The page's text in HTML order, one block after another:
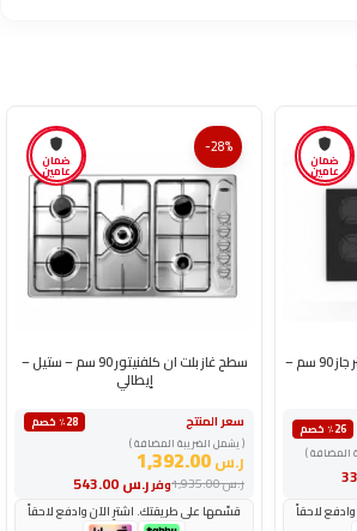
ضمان
عامين
بوتاجاز مسطح 5 شعلة غاز ماستر جاز 90 سم –
٪26 خصم
المضافة )
لاحقاً
ضمان
عامين
-28%
سطح غاز بلت ان كلفنيتور 90 سم – ستيل –
إيطالي
سعر المنتج
٪28 خصم
( يشمل الضريبة المضافة )
ر.س1,392.00
وفرر.س ر.س1,935.00
قسّمها على طريقتك. اشترِ الآن وادفع لاحقاً